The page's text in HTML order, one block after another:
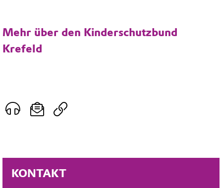
KONTAKT
Mehr über den Kinderschutzbund
Krefeld